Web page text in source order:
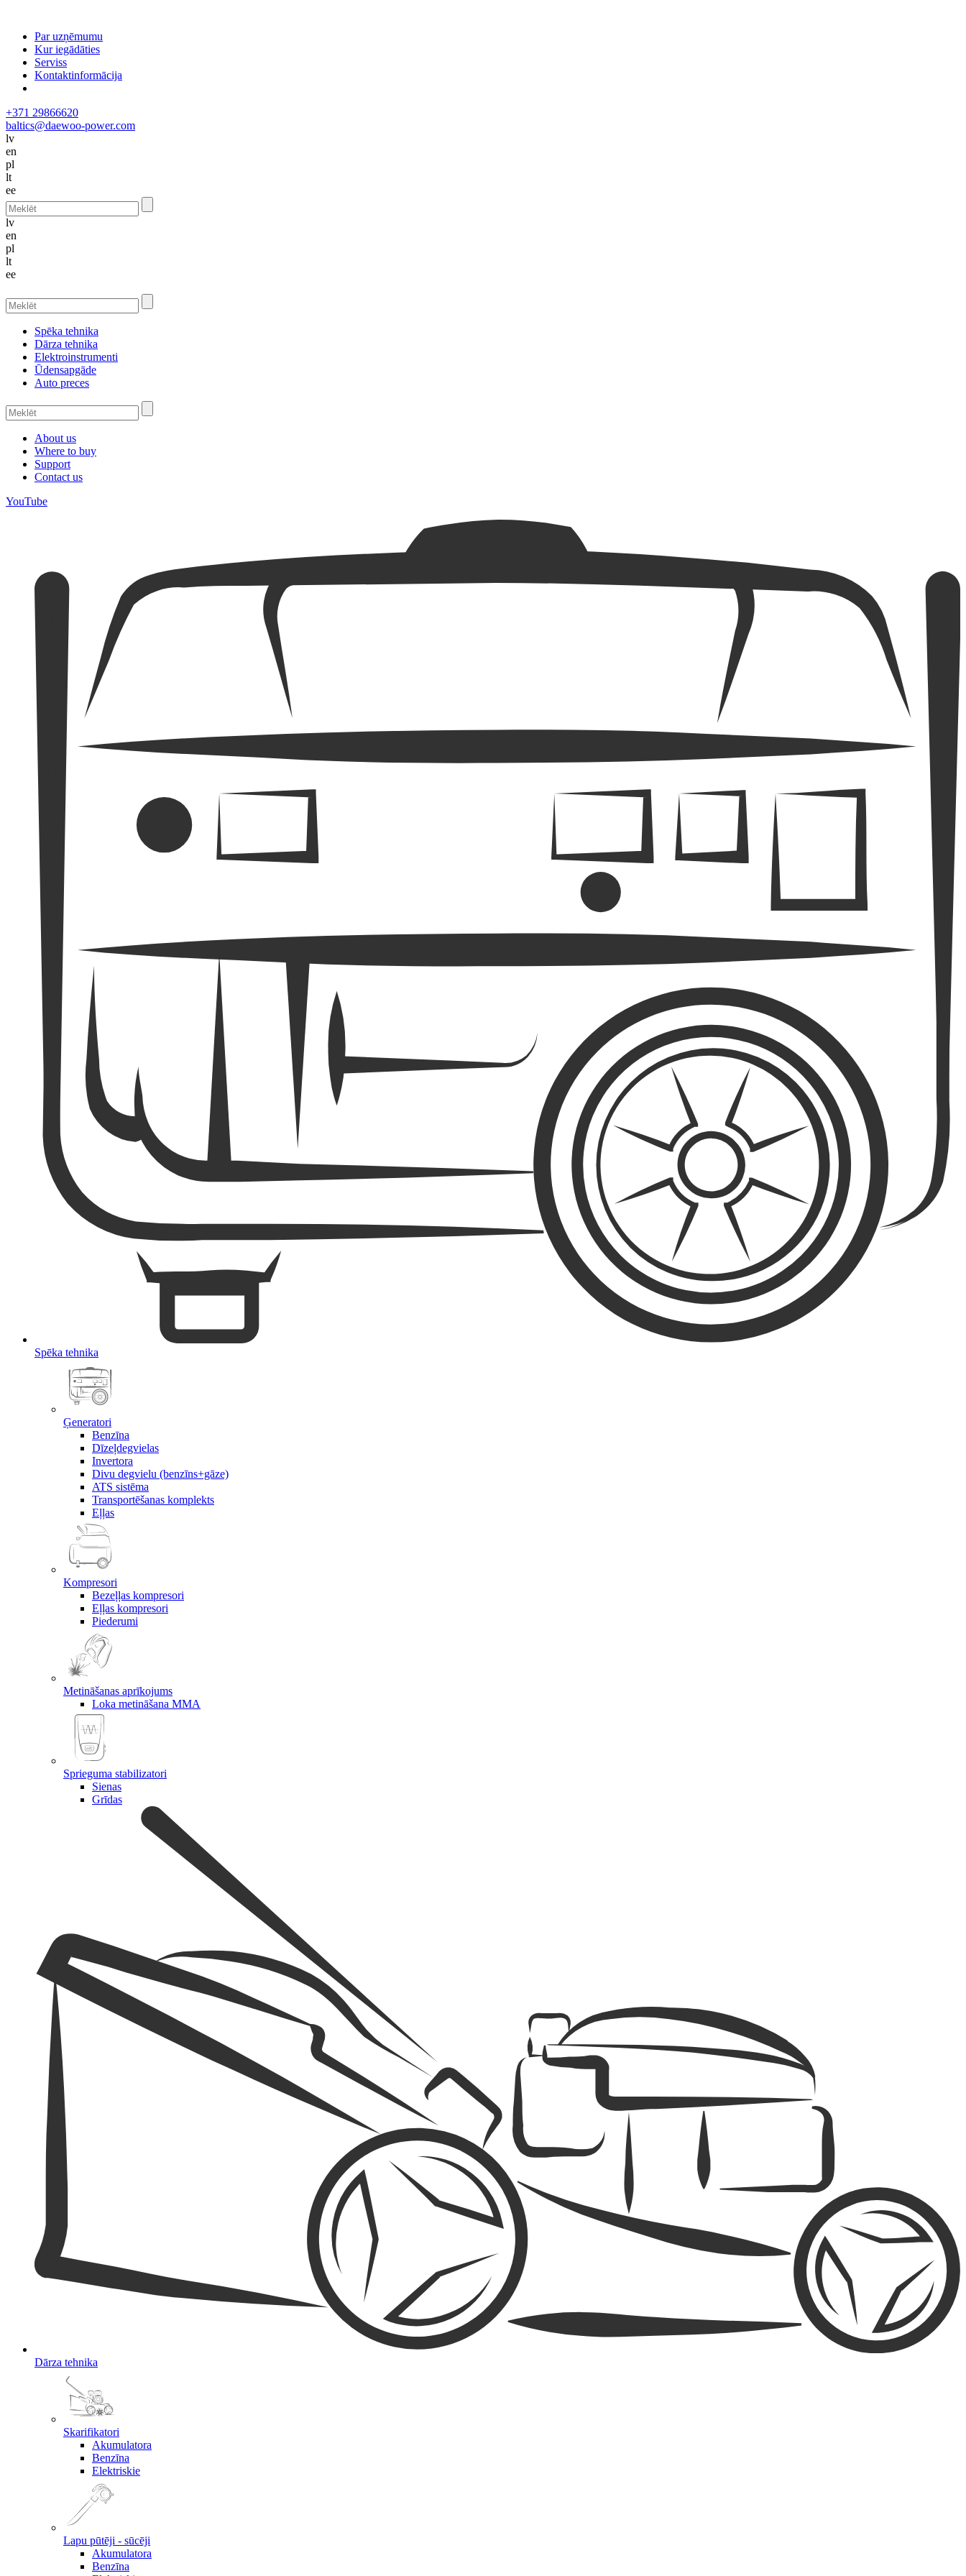
Par uzņēmumu
Kur iegādāties
Serviss
Kontaktinformācija
+371 29866620
baltics@daewoo-power.com
lv
en
pl
lt
ee
lv
en
pl
lt
ee
Spēka tehnika
Dārza tehnika
Elektroinstrumenti
Ūdensapgāde
Auto preces
About us
Where to buy
Support
Contact us
YouTube
Spēka tehnika
Ģeneratori
Benzīna
Dīzeļdegvielas
Invertora
Divu degvielu (benzīns+gāze)
ATS sistēma
Transportēšanas komplekts
Eļļas
Kompresori
Bezeļļas kompresori
Eļļas kompresori
Piederumi
Metināšanas aprīkojums
Loka metināšana MMA
Sprieguma stabilizatori
Sienas
Grīdas
Dārza tehnika
Skarifikatori
Akumulatora
Benzīna
Elektriskie
Lapu pūtēji - sūcēji
Akumulatora
Benzīna